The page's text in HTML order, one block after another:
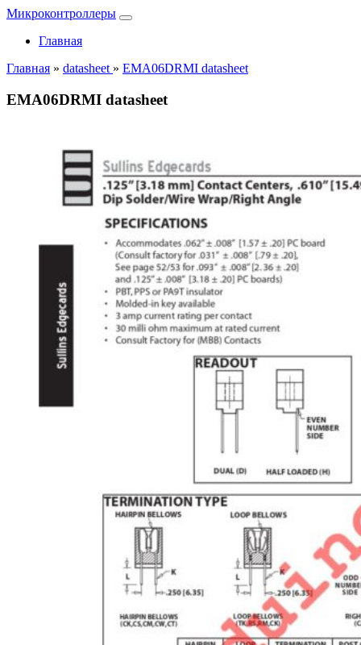
Микроконтроллеры
Главная
Главная » datasheet » EMA06DRMI datasheet
EMA06DRMI datasheet